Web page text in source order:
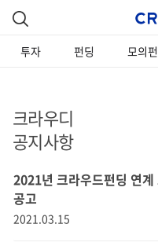
투자 펀딩 모의
크라우디
공지사항
2021년 크라우드펀딩 연
공고
2021.03.15